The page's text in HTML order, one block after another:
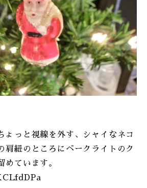
ょっと視線を外す、シャイなネコ
肩紐のところにベークライトのク
めています。